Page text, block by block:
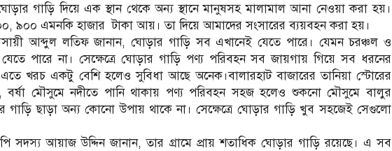
গাড়ি দিয়ে এক স্থান থেকে অন্য স্থানে মানুষসহ মালামাল আনা নেওয়া করা হয়।
৯০০ এমনকি হাজার টাকা আয়। তা দিয়ে আমাদের সংসারের ব্যয়বহন করা হয়।
আব্দুল লতিফ জানান, ঘোড়ার গাড়ি সব এখানেই যেতে পারে। যেমন চরঞ্চল ও
যেতে পারে না। সেক্ষেত্রে ঘোড়ার গাড়ি পণ্য পরিবহন সব জায়গায় গিয়ে সব ধরনের
খরচ একটু বেশি হলেও সুবিধা আছে অনেক।বালারহাট বাজারের তানিয়া স্টোরের
মৌসুমে নদীতে পানি থাকায় পণ্য পরিবহন সহজ হলেও শুকনো মৌসুমে বালুর
গাড়ি ছাড়া অন্য কোনো উপায় থাকে না। সেক্ষেত্রে ঘোড়ার গাড়ি খুব সহজেই সেগুলো
সদস্য আয়াজ উদ্দিন জানান, তার গ্রামে প্রায় শতাধিক ঘোড়ার গাড়ি রয়েছে। এ সব